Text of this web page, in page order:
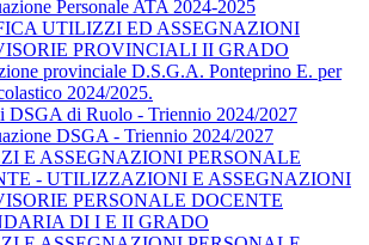
Personale ATA 2024-2025
UTILIZZI ED ASSEGNAZIONI
PROVINCIALI II GRADO
provinciale D.S.G.A. Ponteprino E. per
2024/2025.
DSGA di Ruolo - Triennio 2024/2027
DSGA - Triennio 2024/2027
E ASSEGNAZIONI PERSONALE
- UTILIZZAZIONI E ASSEGNAZIONI
PERSONALE DOCENTE
DI I E II GRADO